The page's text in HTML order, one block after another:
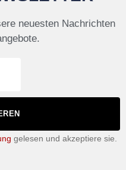
neuesten Nachrichten
gelesen und akzeptiere sie.